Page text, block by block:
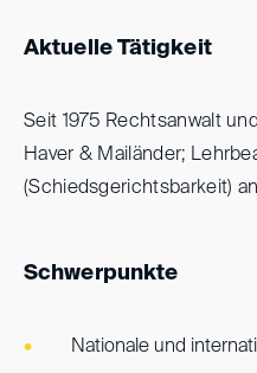
Aktuelle Tätigkeit
Seit 1975 Rechtsanwalt
Haver & Mailänder;
(Schiedsgerichtsbarkeit)
Schwerpunkte
Nationale und